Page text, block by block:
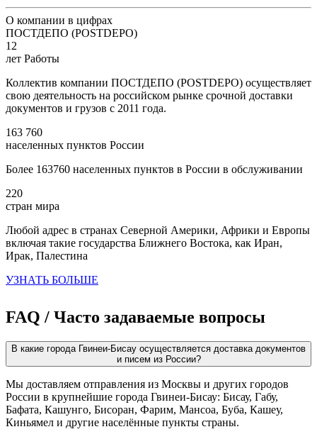
О компании в цифрах
ПОСТДЕПО (POSTDEPO)
12
лет Работы
Коллектив компании ПОСТДЕПО (POSTDEPO) осуществляет
свою деятельность на российском рынке срочной доставки
документов и грузов с 2011 года.
163 760
населенных пунктов России
Более 163760 населенных пунктов в России в обслуживании
220
стран мира
Любой адрес в странах Северной Америки, Африки и Европы
включая такие государства Ближнего Востока, как Иран,
Ирак, Палестина
УЗНАТЬ БОЛЬШЕ
FAQ / Часто задаваемые вопросы
В какие города Гвинеи-Бисау осуществляется доставка документов
и писем из России?
Мы доставляем отправления из Москвы и других городов
России в крупнейшие города Гвинеи-Бисау: Бисау, Габу,
Бафата, Кашунго, Бисоран, Фарим, Мансоа, Буба, Кашеу,
Киньямел и другие населённые пункты страны.